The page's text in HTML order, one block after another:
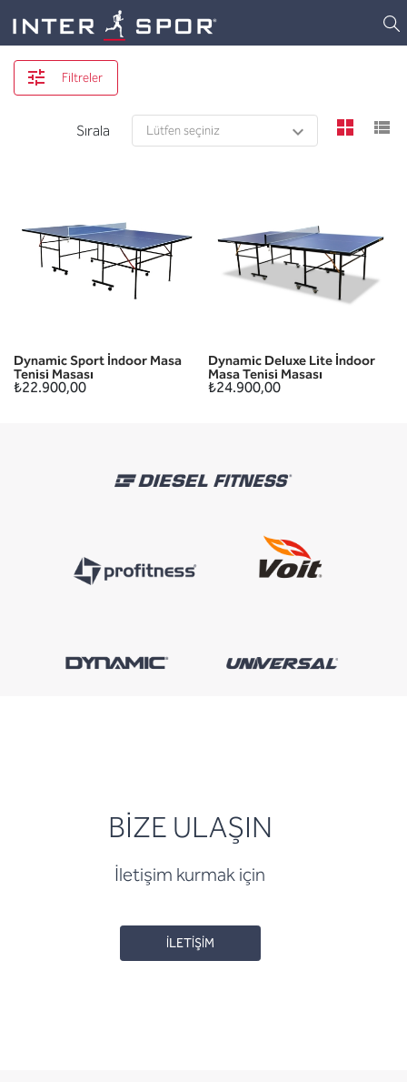
Filtreler
Sırala
Dynamic Sport İndoor Masa
Tenisi Masası
₺22.900,00
Dynamic Deluxe Lite İndoor
Masa Tenisi Masası
₺24.900,00
BİZE ULAŞIN
İletişim kurmak için
İLETİŞİM